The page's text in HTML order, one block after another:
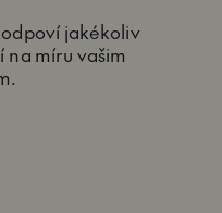
jakékoliv
na míru vašim